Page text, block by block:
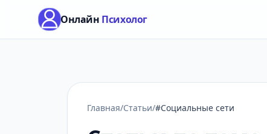
Онлайн Психолог
Главная/Статьи/#Социальные сети